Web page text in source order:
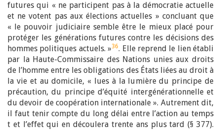
futures qui « ne participent pas à la démocratie actuelle
et ne votent pas aux élections actuelles » concluant que
« le pouvoir judiciaire semble être le mieux placé pour
protéger les générations futures contre les décisions des
hommes politiques actuels. »36. Elle reprend le lien établi
par la Haute-Commissaire des Nations unies aux droits
de l’homme entre les obligations des États liées au droit à
la vie et au domicile, « lues à la lumière du principe de
précaution, du principe d’équité intergénérationnelle et
du devoir de coopération internationale ». Autrement dit,
il faut tenir compte du long délai entre l’action au temps
t et l’effet qui en découlera trente ans plus tard (§ 377).